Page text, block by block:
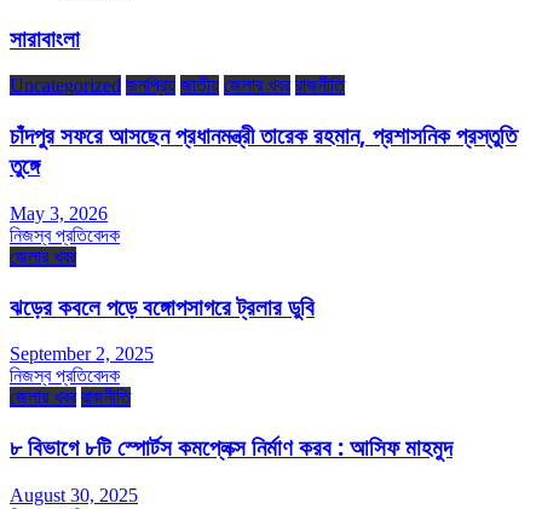
সারাবাংলা
Uncategorized জনপ্রিয় জাতীয় জেলার খবর রাজনীতি
চাঁদপুর সফরে আসছেন প্রধানমন্ত্রী তারেক রহমান, প্রশাসনিক প্রস্তুতি
তুঙ্গে
May 3, 2026
নিজস্ব প্রতিবেদক
জেলার খবর
ঝড়ের কবলে পড়ে বঙ্গোপসাগরে ট্রলার ডুবি
September 2, 2025
নিজস্ব প্রতিবেদক
জেলার খবর রাজনীতি
৮ বিভাগে ৮টি স্পোর্টস কমপ্লেক্স নির্মাণ করব : আসিফ মাহমুদ
August 30, 2025